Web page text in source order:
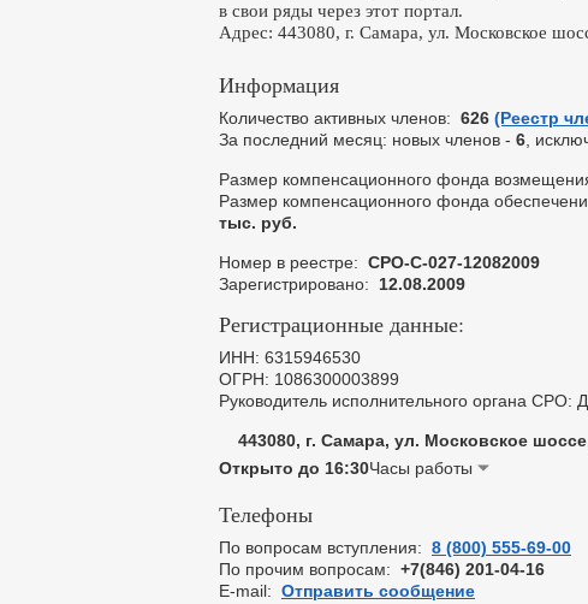
в свои ряды через этот портал.
Адрес: 443080, г. Самара, ул. Московское
Информация
Количество активных членов: 626 (Реестр
За последний месяц: новых членов - 6 ,
Размер компенсационного фонда
Размер компенсационного фонда
тыс. руб.
Номер в реестре: СРО-С-027-12082009
Зарегистрировано:
12.08.2009
Регистрационные данные:
ИНН: 6315946530
ОГРН: 1086300003899
Руководитель исполнительного органа
443080, г. Самара, ул. Московское
Открыто до 16:30Часы работы
Телефоны
По вопросам вступления: 8 (800) 555-69-00
По прочим вопросам: +7(846) 201-04-16
E-mail: Отправить сообщение